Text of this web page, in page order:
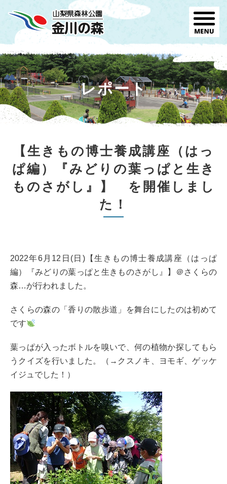
レポート
【生きもの博士養成講座（はっ
ぱ編）『みどりの葉っぱと生き
ものさがし』】 を開催しまし
た！
2022年6月12日(日)【生きもの博士養成講座（はっぱ
編）『みどりの葉っぱと生きものさがし』】＠さくらの
森…が行われました。
さくらの森の「香りの散歩道」を舞台にしたのは初めて
です
葉っぱが入ったボトルを嗅いで、何の植物か探してもら
うクイズを行いました。（→クスノキ、ヨモギ、ゲッケ
イジュでした！）